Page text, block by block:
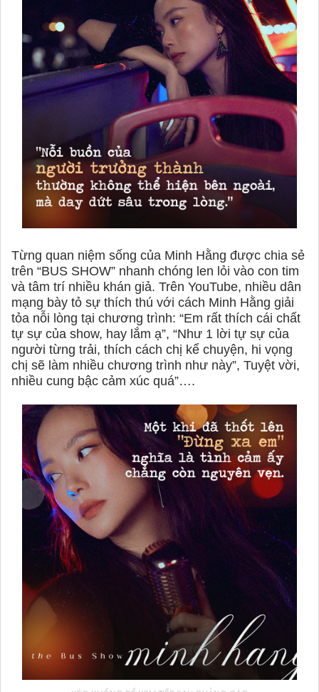
Từng quan niệm sống của Minh Hằng được chia sẻ
trên “BUS SHOW” nhanh chóng len lỏi vào con tim
và tâm trí nhiều khán giả. Trên YouTube, nhiều dân
mạng bày tỏ sự thích thú với cách Minh Hằng giải
tỏa nỗi lòng tại chương trình: “Em rất thích cái chất
tự sự của show, hay lắm ạ”, “Như 1 lời tự sự của
người từng trải, thích cách chị kể chuyện, hi vọng
chị sẽ làm nhiều chương trình như này”, Tuyệt vời,
nhiều cung bậc cảm xúc quá”….